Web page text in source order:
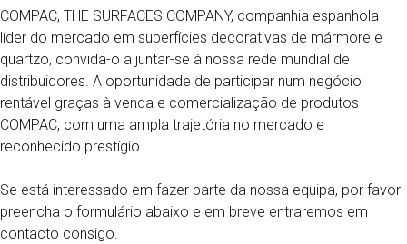
COMPAC, THE SURFACES COMPANY, companhia espanhola
líder do mercado em superfícies decorativas de mármore e
quartzo, convida-o a juntar-se à nossa rede mundial de
distribuidores. A oportunidade de participar num negócio
rentável graças à venda e comercialização de produtos
COMPAC, com uma ampla trajetória no mercado e
reconhecido prestígio.
Se está interessado em fazer parte da nossa equipa, por favor
preencha o formulário abaixo e em breve entraremos em
contacto consigo.